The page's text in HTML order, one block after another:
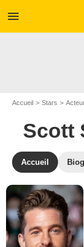
menu
Accueil Stars
Scott
Accueil